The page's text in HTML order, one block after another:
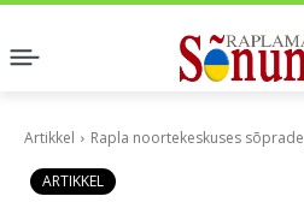
Artikkel Rapla noortekeskuses
ARTIKKEL